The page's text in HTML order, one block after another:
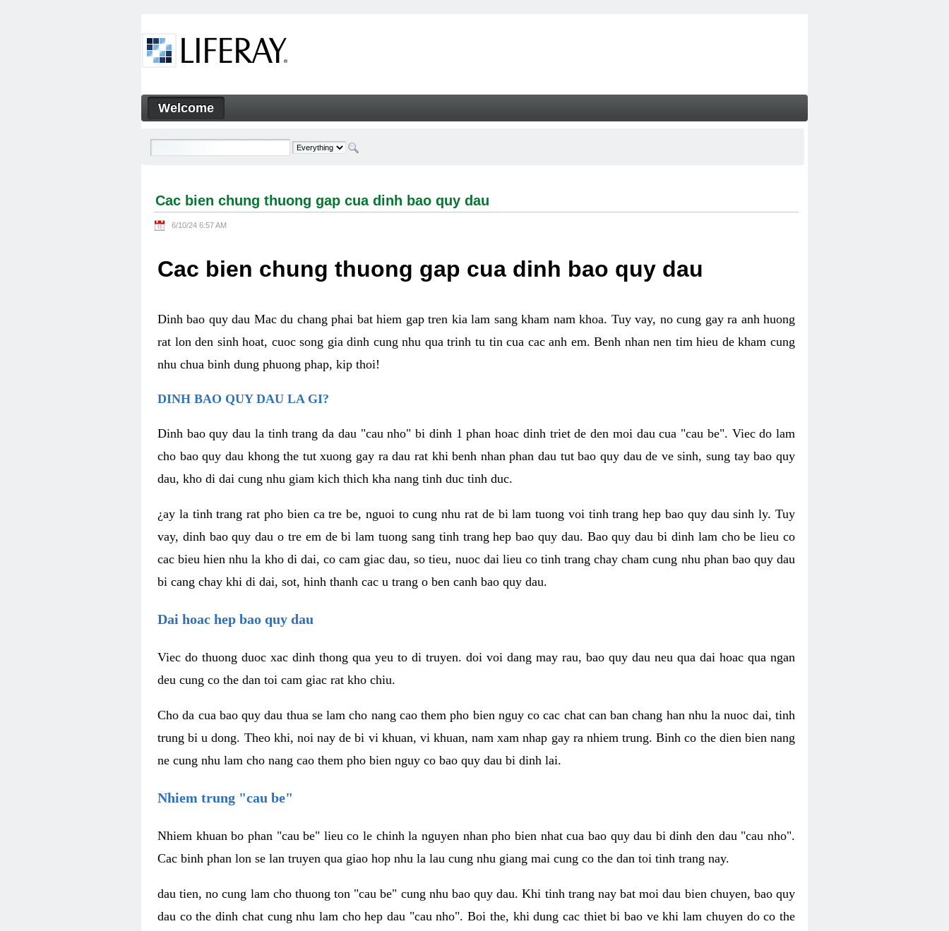
Cac bien chung thuong gap cua dinh bao quy dau - Welcome
Navigation
Welcome
Cac bien chung thuong gap cua dinh bao quy dau
6/10/24 6:57 AM
Cac bien chung thuong gap cua dinh bao quy dau
Dinh bao quy dau Mac du chang phai bat hiem gap tren kia lam sang kham nam khoa. Tuy vay, no cung gay ra anh huong
rat lon den sinh hoat, cuoc song gia dinh cung nhu qua trinh tu tin cua cac anh em. Benh nhan nen tim hieu de kham cung
nhu chua binh dung phuong phap, kip thoi!
DINH BAO QUY DAU LA GI?
Dinh bao quy dau la tinh trang da dau "cau nho" bi dinh 1 phan hoac dinh triet de den moi dau cua "cau be". Viec do lam
cho bao quy dau khong the tut xuong gay ra dau rat khi benh nhan phan dau tut bao quy dau de ve sinh, sung tay bao quy
dau, kho di dai cung nhu giam kich thich kha nang tinh duc tinh duc.
¿ay la tinh trang rat pho bien ca tre be, nguoi to cung nhu rat de bi lam tuong voi tinh trang hep bao quy dau sinh ly. Tuy
vay, dinh bao quy dau o tre em de bi lam tuong sang tinh trang hep bao quy dau. Bao quy dau bi dinh lam cho be lieu co
cac bieu hien nhu la kho di dai, co cam giac dau, so tieu, nuoc dai lieu co tinh trang chay cham cung nhu phan bao quy dau
bi cang chay khi di dai, sot, hinh thanh cac u trang o ben canh bao quy dau.
Dai hoac hep bao quy dau
Viec do thuong duoc xac dinh thong qua yeu to di truyen. doi voi dang may rau, bao quy dau neu qua dai hoac qua ngan
deu cung co the dan toi cam giac rat kho chiu.
Cho da cua bao quy dau thua se lam cho nang cao them pho bien nguy co cac chat can ban chang han nhu la nuoc dai, tinh
trung bi u dong. Theo khi, noi nay de bi vi khuan, vi khuan, nam xam nhap gay ra nhiem trung. Binh co the dien bien nang
ne cung nhu lam cho nang cao them pho bien nguy co bao quy dau bi dinh lai.
Nhiem trung "cau be"
Nhiem khuan bo phan "cau be" lieu co le chinh la nguyen nhan pho bien nhat cua bao quy dau bi dinh den dau "cau nho".
Cac binh phan lon se lan truyen qua giao hop nhu la lau cung nhu giang mai cung co the dan toi tinh trang nay.
dau tien, no cung lam cho thuong ton "cau be" cung nhu bao quy dau. Khi tinh trang nay bat moi dau bien chuyen, bao quy
dau co the dinh chat cung nhu lam cho hep dau "cau nho". Boi the, khi dung cac thiet bi bao ve khi lam chuyen do co the